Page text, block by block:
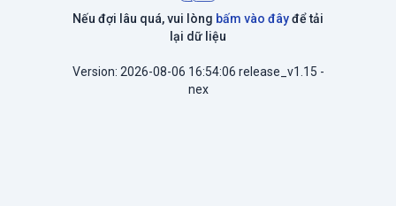
Nếu đợi lâu quá, vui lòng bấm vào đâyđể tải
lại dữ liệu
Version: 2026-08-06 16:54:06 release_v1.15 -
nex